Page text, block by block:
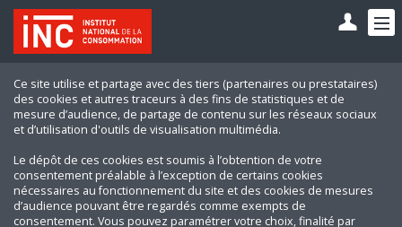
Ce site utilise et partage avec des tiers (partenaires ou prestataires)
des cookies et autres traceurs à des fins de statistiques et de
mesure d’audience, de partage de contenu sur les réseaux sociaux
et d’utilisation d'outils de visualisation multimédia.
Le dépôt de ces cookies est soumis à l’obtention de votre
consentement préalable à l’exception de certains cookies
nécessaires au fonctionnement du site et des cookies de mesures
d’audience pouvant être regardés comme exempts de
consentement. Vous pouvez paramétrer votre choix, finalité par